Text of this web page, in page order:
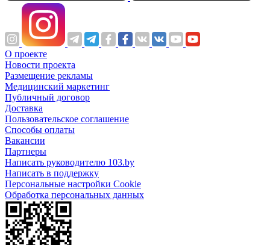
О проекте
Новости проекта
Размещение рекламы
Медицинский маркетинг
Публичный договор
Доставка
Пользовательское соглашение
Способы оплаты
Вакансии
Партнеры
Написать руководителю 103.by
Написать в поддержку
Персональные настройки Cookie
Обработка персональных данных